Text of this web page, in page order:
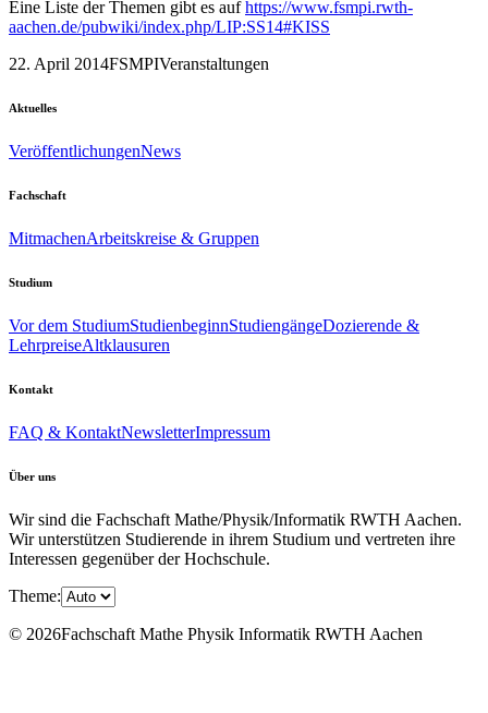
Eine Liste der Themen gibt es aufhttps://www.fsmpi.rwth-
aachen.de/pubwiki/index.php/LIP:SS14#KISS
22. April 2014FSMPIVeranstaltungen
Aktuelles
VeröffentlichungenNews
Fachschaft
MitmachenArbeitskreise & Gruppen
Studium
Vor dem StudiumStudienbeginnStudiengängeDozierende &
LehrpreiseAltklausuren
Kontakt
FAQ & KontaktNewsletterImpressum
Über uns
Wir sind die Fachschaft Mathe/Physik/Informatik RWTH Aachen.
Wir unterstützen Studierende in ihrem Studium und vertreten ihre
Interessen gegenüber der Hochschule.
Theme:
© 2026Fachschaft Mathe Physik Informatik RWTH Aachen